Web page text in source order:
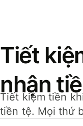
Tiết
nhận
Tiết kiệm tiền
tiền tệ. Mọi thứ